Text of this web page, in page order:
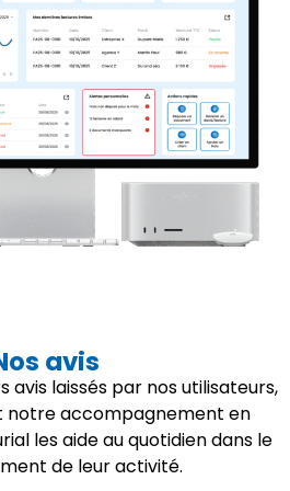
avis
avis laissés par nos utilisateurs,
notre accompagnement en
les aide au quotidien dans le
de leur activité.